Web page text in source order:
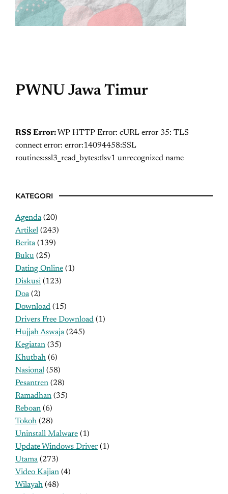
PWNU Jawa Timur
RSS Error: WP HTTP Error: cURL error 35: TLS
connect error: error:14094458:SSL
routines:ssl3_read_bytes:tlsv1 unrecognized name
KATEGORI
Agenda(20)
Artikel (243)
Berita(139)
Buku (25)
Dating Online (1)
Diskusi (123)
Doa(2)
Download (15)
Drivers Free Download (1)
Hujjah Aswaja(245)
Kegiatan (35)
Khutbah (6)
Nasional (58)
Pesantren (28)
Ramadhan (35)
Reboan (6)
Tokoh (28)
Uninstall Malware (1)
Update Windows Driver (1)
Utama(273)
Video Kajian (4)
Wilayah (48)